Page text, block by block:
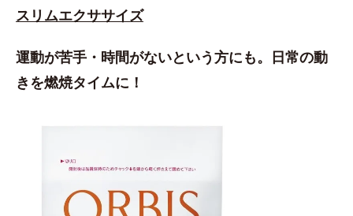
スリムエクササイズ
運動が苦手・時間がないという方にも。日常の動
きを燃焼タイムに！